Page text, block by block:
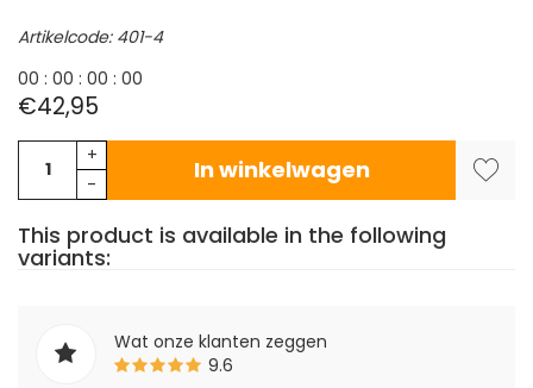
Artikelcode: 401-4
00 : 00 : 00 : 00
€42,95
+
-
In winkelwagen
This product is available in the following
variants:
Wat onze klanten zeggen
9.6